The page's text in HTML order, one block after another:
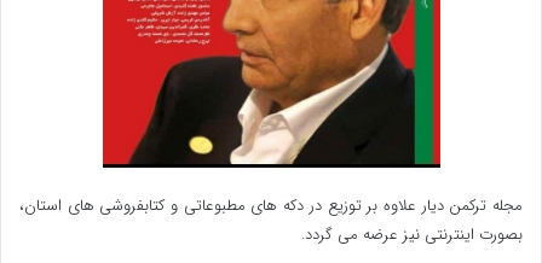
مجله ترکمن دیار علاوه بر توزیع در دکه های مطبوعاتی و کتابفروشی های استان،
بصورت اینترنتی نیز عرضه می گردد.‌